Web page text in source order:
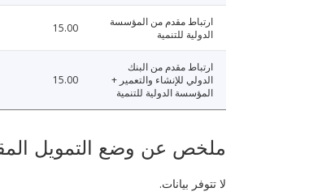
ارتباط مقدم من المؤسسة
الدولية للتنمية
15.00
ارتباط مقدم من البنك
الدولي للإنشاء والتعمير +
المؤسسة الدولية للتنمية
15.00
ملخص عن وضع التمويل المقدم
لا تتوفر بيانات.